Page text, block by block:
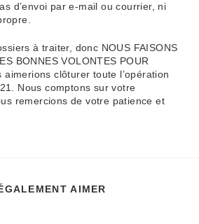
d’envoi par e-mail ou courrier, ni
à traiter, donc NOUS FAISONS
BONNES VOLONTES POUR
aimerions clôturer toute l’opération
Nous comptons sur votre
remercions de votre patience et
AIMER